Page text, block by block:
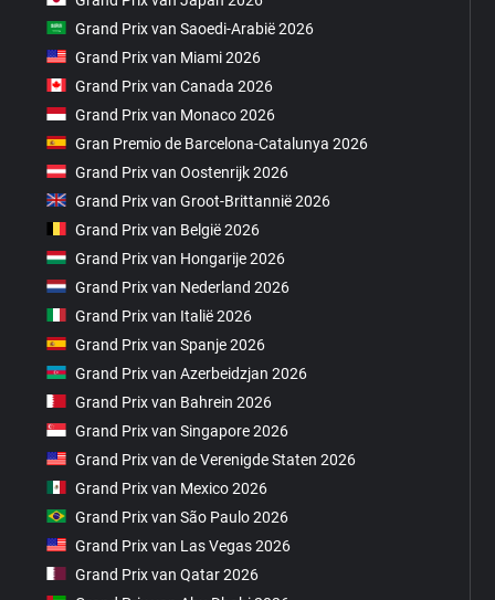
Grand Prix van Saoedi-Arabië 2026
Grand Prix van Miami 2026
Grand Prix van Canada 2026
Grand Prix van Monaco 2026
Gran Premio de Barcelona-Catalunya 2026
Grand Prix van Oostenrijk 2026
Grand Prix van Groot-Brittannië 2026
Grand Prix van België 2026
Grand Prix van Hongarije 2026
Grand Prix van Nederland 2026
Grand Prix van Italië 2026
Grand Prix van Spanje 2026
Grand Prix van Azerbeidzjan 2026
Grand Prix van Bahrein 2026
Grand Prix van Singapore 2026
Grand Prix van de Verenigde Staten 2026
Grand Prix van Mexico 2026
Grand Prix van São Paulo 2026
Grand Prix van Las Vegas 2026
Grand Prix van Qatar 2026